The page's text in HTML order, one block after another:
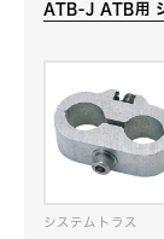
ATB-J ATB用
システムトラス